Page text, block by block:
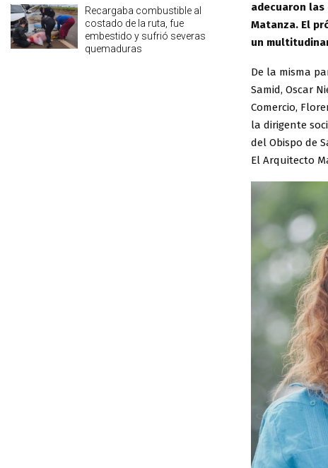
adecuaron las
Matanza. El
un
De la misma
Samid, Oscar
Comercio,
la dirigente
del Obispo de
El Arquitecto
Recargaba combustible al
costado de la ruta, fue
embestido y sufrió severas
quemaduras